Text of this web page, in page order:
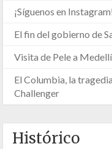
¡Síguenos en
El fin del gobierno de
Visita de Pele a
El Columbia, la
Challenger
Histórico